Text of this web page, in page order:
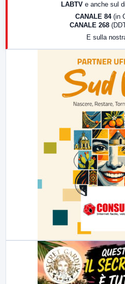
LABTV e anche sul
CANALE 84 (in
CANALE 268
E sulla